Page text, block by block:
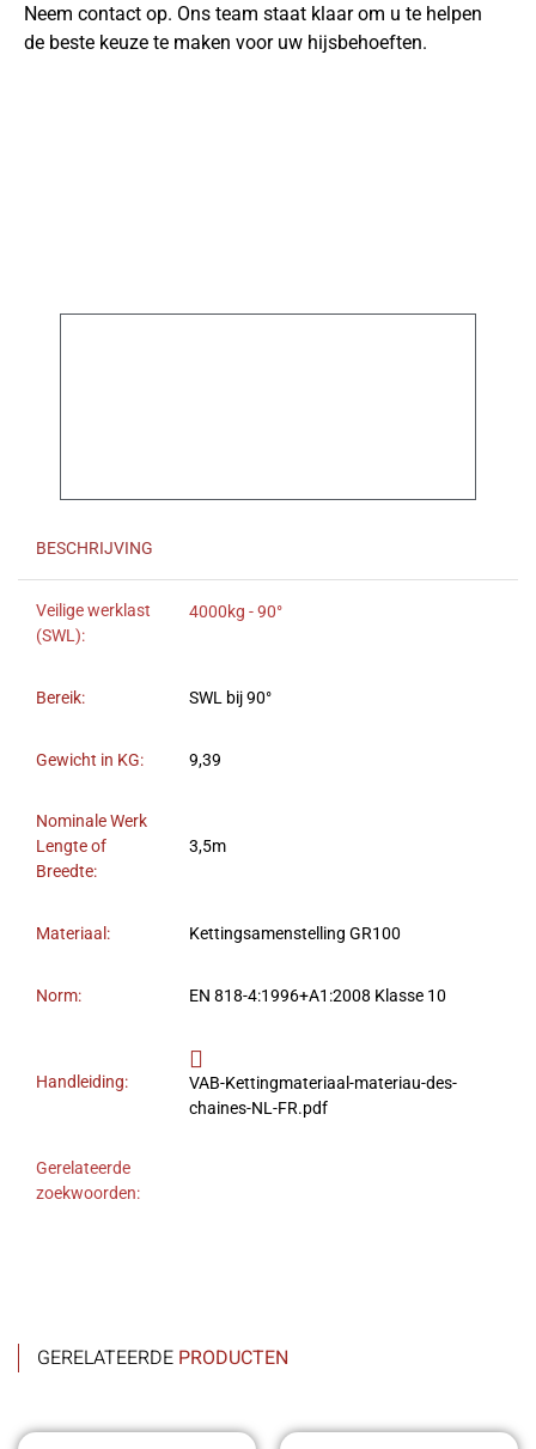
Neem contact op. Ons team staat klaar om u te helpen
de beste keuze te maken voor uw hijsbehoeften.
BESCHRIJVING
Veilige werklast
(SWL):
4000kg - 90°
Bereik: SWL bij 90°
Gewicht in KG: 9,39
Nominale Werk
Lengte of
Breedte:
3,5m
Materiaal: Kettingsamenstelling GR100
Norm: EN 818-4:1996+A1:2008 Klasse 10
Handleiding:
VAB-Kettingmateriaal-materiau-des-
chaines-NL-FR.pdf
Gerelateerde
zoekwoorden:
GERELATEERDE PRODUCTEN